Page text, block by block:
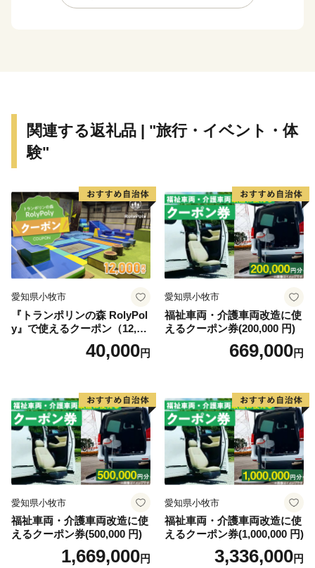
祥の地である越中式定置網漁は、豊富な魚介類を「採り
里山と里海の景観を守りつつ、恵まれた自然環境を活
かした美味しい食材が豊かなまさに「食都・氷見」。ぜ
楽しんでください。
関連する返礼品 | "旅行・イベント・体
験"
愛知県小牧市
『トランポリンの森 RolyPol
y』で使えるクーポン（12,00
40,000円
愛知県小牧市
福祉車両・介護車両改造に使
えるクーポン券(200,000 円)
669,000円
愛知県小牧市
福祉車両・介護車両改造に使
えるクーポン券(500,000 円)
1,669,000円
愛知県小牧市
福祉車両・介護車両改造に使
えるクーポン券(1,000,000 円)
3,336,000円